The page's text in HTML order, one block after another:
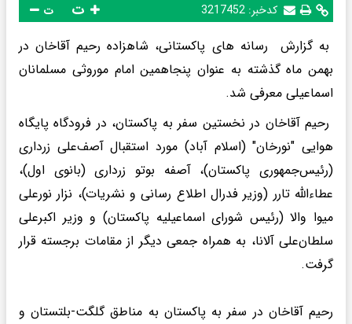
کدخبر: 3217452 ت
به گزارش رسانه های پاکستانی، شاهزاده رحیم آقاخان در
بهمن ماه گذشته به عنوان پنجاهمین امام موروثی مسلمانان
اسماعیلی معرفی شد.
رحیم آقاخان در نخستین سفر به پاکستان، در فرودگاه پایگاه
هوایی "نورخان" (اسلام آباد) مورد استقبال آصف‌علی زرداری
(رئیس‌جمهوری پاکستان)، آصفه بوتو زرداری (بانوی اول)،
عطاءالله تارر (وزیر فدرال اطلاع رسانی و نشریات)، نزار نورعلی
میوا والا (رئیس شورای اسماعیلیه پاکستان) و وزیر اکبرعلی
سلطان‌علی آلانا، به همراه جمعی دیگر از مقامات برجسته قرار
گرفت.
رحیم آقاخان در سفر به پاکستان به مناطق گلگت-بلتستان و